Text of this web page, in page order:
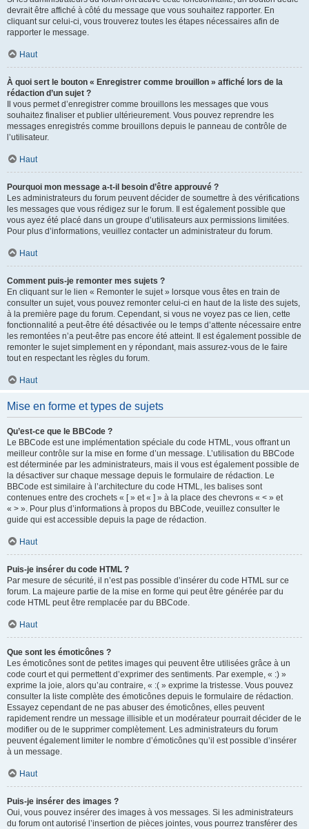
devrait être affiché à côté du message que vous souhaitez rapporter. En
cliquant sur celui-ci, vous trouverez toutes les étapes nécessaires afin de
rapporter le message.
Haut
À quoi sert le bouton « Enregistrer comme brouillon » affiché lors de la
rédaction d’un sujet ?
Il vous permet d’enregistrer comme brouillons les messages que vous
souhaitez finaliser et publier ultérieurement. Vous pouvez reprendre les
messages enregistrés comme brouillons depuis le panneau de contrôle de
l’utilisateur.
Haut
Pourquoi mon message a-t-il besoin d’être approuvé ?
Les administrateurs du forum peuvent décider de soumettre à des vérifications
les messages que vous rédigez sur le forum. Il est également possible que
vous ayez été placé dans un groupe d’utilisateurs aux permissions limitées.
Pour plus d’informations, veuillez contacter un administrateur du forum.
Haut
Comment puis-je remonter mes sujets ?
En cliquant sur le lien « Remonter le sujet » lorsque vous êtes en train de
consulter un sujet, vous pouvez remonter celui-ci en haut de la liste des sujets,
à la première page du forum. Cependant, si vous ne voyez pas ce lien, cette
fonctionnalité a peut-être été désactivée ou le temps d’attente nécessaire entre
les remontées n’a peut-être pas encore été atteint. Il est également possible de
remonter le sujet simplement en y répondant, mais assurez-vous de le faire
tout en respectant les règles du forum.
Haut
Mise en forme et types de sujets
Qu’est-ce que le BBCode ?
Le BBCode est une implémentation spéciale du code HTML, vous offrant un
meilleur contrôle sur la mise en forme d’un message. L’utilisation du BBCode
est déterminée par les administrateurs, mais il vous est également possible de
la désactiver sur chaque message depuis le formulaire de rédaction. Le
BBCode est similaire à l’architecture du code HTML, les balises sont
contenues entre des crochets « [ » et « ] » à la place des chevrons « < » et
« > ». Pour plus d’informations à propos du BBCode, veuillez consulter le
guide qui est accessible depuis la page de rédaction.
Haut
Puis-je insérer du code HTML ?
Par mesure de sécurité, il n’est pas possible d’insérer du code HTML sur ce
forum. La majeure partie de la mise en forme qui peut être générée par du
code HTML peut être remplacée par du BBCode.
Haut
Que sont les émoticônes ?
Les émoticônes sont de petites images qui peuvent être utilisées grâce à un
code court et qui permettent d’exprimer des sentiments. Par exemple, « :) »
exprime la joie, alors qu’au contraire, « :( » exprime la tristesse. Vous pouvez
consulter la liste complète des émoticônes depuis le formulaire de rédaction.
Essayez cependant de ne pas abuser des émoticônes, elles peuvent
rapidement rendre un message illisible et un modérateur pourrait décider de le
modifier ou de le supprimer complètement. Les administrateurs du forum
peuvent également limiter le nombre d’émoticônes qu’il est possible d’insérer
à un message.
Haut
Puis-je insérer des images ?
Oui, vous pouvez insérer des images à vos messages. Si les administrateurs
du forum ont autorisé l’insertion de pièces jointes, vous pourrez transférer des